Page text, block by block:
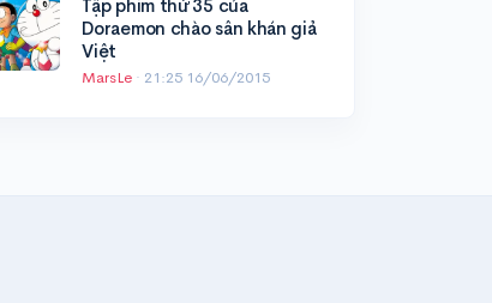
Tập phim thứ 35 của
Doraemon chào sân khán giả
Việt
MarsLe · 21:25 16/06/2015